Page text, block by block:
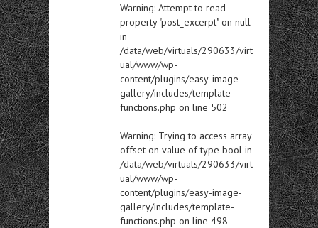
Warning: Attempt to read
property "post_excerpt" on null
in
/data/web/virtuals/290633/virt
ual/www/wp-
content/plugins/easy-image-
gallery/includes/template-
functions.php on line 502
Warning: Trying to access array
offset on value of type bool in
/data/web/virtuals/290633/virt
ual/www/wp-
content/plugins/easy-image-
gallery/includes/template-
functions.php on line 498